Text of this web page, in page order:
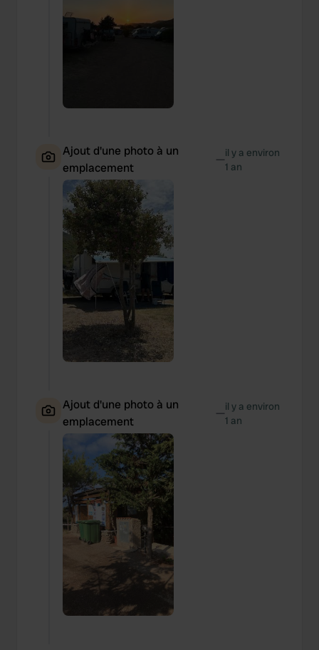
Ajout d'une photo à un
emplacement
—il y a environ
1 an
Ajout d'une photo à un
emplacement
—il y a environ
1 an